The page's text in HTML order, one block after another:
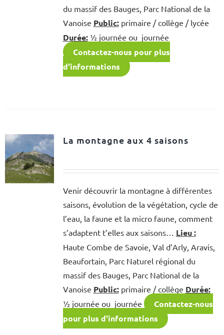
du massif des Bauges, Parc National de la
Vanoise Public:primaire / collège / lycée
Durée:½ journée ou journée
Contactez-nous pour plus
d'informations
La montagne aux 4 saisons
Venir découvrir la montagne à différentes
saisons, évolution de la végétation, cycle de
l’eau, la faune et la micro faune, comment
s’adaptent t’elles aux saisons… Lieu :
Haute Combe de Savoie, Val d’Arly, Aravis,
Beaufortain, Parc Naturel régional du
massif des Bauges, Parc National de la
Vanoise Public:primaire / collège Durée:
½ journée ou journée
Contactez-nous
pour plus d'informations